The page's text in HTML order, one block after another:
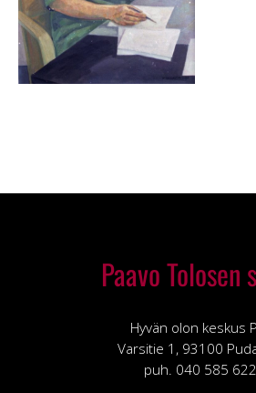
Paavo Tolosen
Hyvän olon keskus
Varsitie 1, 93100
puh. 040 585